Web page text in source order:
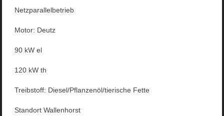
Netzparallelbetrieb
Motor: Deutz
90 kW el
120 kW th
Treibstoff: Diesel/Pflanzenöl/tierische Fette
Standort Wallenhorst